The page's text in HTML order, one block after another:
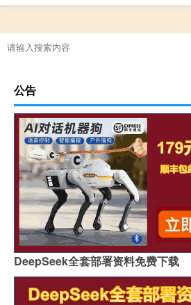
公告
DeepSeek全套部署资料免费下载